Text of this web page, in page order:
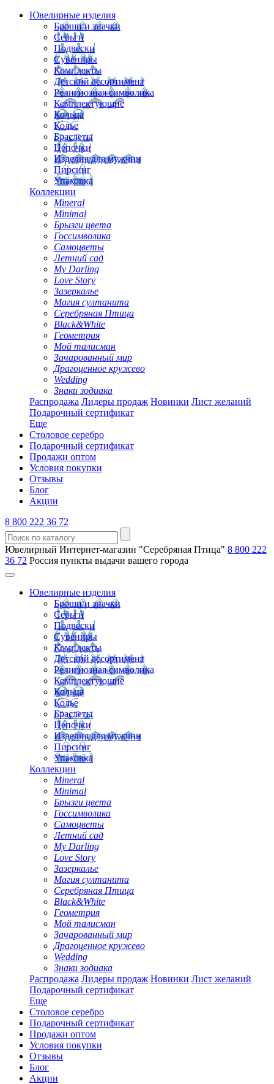
Ювелирные изделия
Броши и значки
Серьги
Подвески
Сувениры
Комплекты
Детский ассортимент
Религиозная символика
Комплектующие
Кольца
Колье
Браслеты
Цепочки
Изделия для мужчин
Пирсинг
Упаковка
Коллекции
Mineral
Minimal
Брызги цвета
Госсимволика
Самоцветы
Летний сад
My Darling
Love Story
Зазеркалье
Магия султанита
Серебряная Птица
Black&White
Геометрия
Мой талисман
Зачарованный мир
Драгоценное кружево
Wedding
Знаки зодиака
Распродажа Лидеры продаж Новинки Лист желаний
Подарочный сертификат
Еще
Столовое серебро
Подарочный сертификат
Продажи оптом
Условия покупки
Отзывы
Блог
Акции
8 800 222 36 72
Ювелирный Интернет-магазин "Серебряная Птица" 8 800 222
36 72 Россия пункты выдачи вашего города
Ювелирные изделия
Броши и значки
Серьги
Подвески
Сувениры
Комплекты
Детский ассортимент
Религиозная символика
Комплектующие
Кольца
Колье
Браслеты
Цепочки
Изделия для мужчин
Пирсинг
Упаковка
Коллекции
Mineral
Minimal
Брызги цвета
Госсимволика
Самоцветы
Летний сад
My Darling
Love Story
Зазеркалье
Магия султанита
Серебряная Птица
Black&White
Геометрия
Мой талисман
Зачарованный мир
Драгоценное кружево
Wedding
Знаки зодиака
Распродажа Лидеры продаж Новинки Лист желаний
Подарочный сертификат
Еще
Столовое серебро
Подарочный сертификат
Продажи оптом
Условия покупки
Отзывы
Блог
Акции